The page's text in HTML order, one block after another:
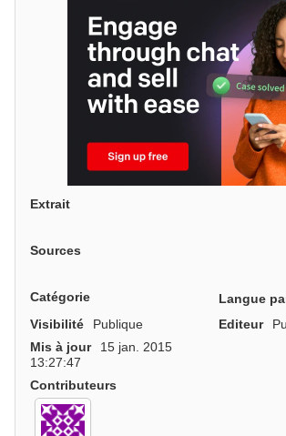
Extrait
Sources
Catégorie Langue
Visibilité
Publique Editeur
Mis à jour
15 jan. 2015
13:27:47
Contributeurs